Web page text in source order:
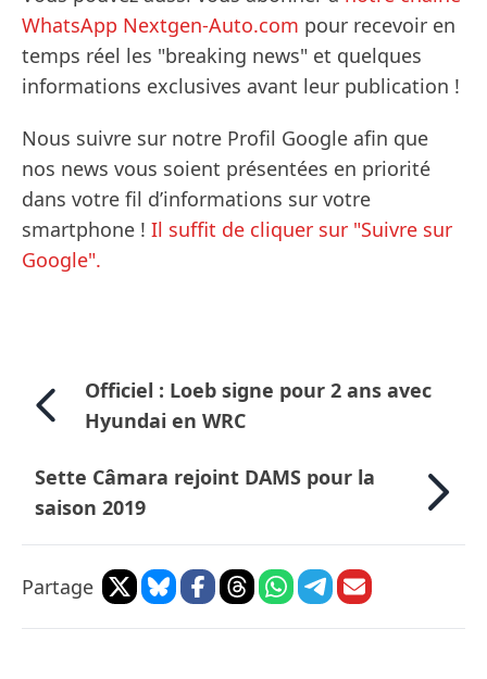
WhatsApp Nextgen-Auto.com pour recevoir en
temps réel les "breaking news" et quelques
informations exclusives avant leur publication !
Nous suivre sur notre Profil Google afin que
nos news vous soient présentées en priorité
dans votre fil d’informations sur votre
smartphone ! Il suffit de cliquer sur "Suivre sur
Google".
Officiel : Loeb signe pour 2 ans avec
Hyundai en WRC
Sette Câmara rejoint DAMS pour la
saison 2019
Partage